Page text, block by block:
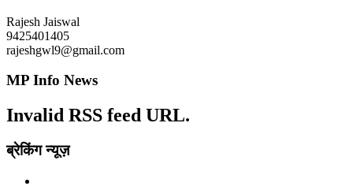
Rajesh Jaiswal
9425401405
rajeshgwl9@gmail.com
MP Info News
Invalid RSS feed URL.
ब्रेकिंग न्यूज़